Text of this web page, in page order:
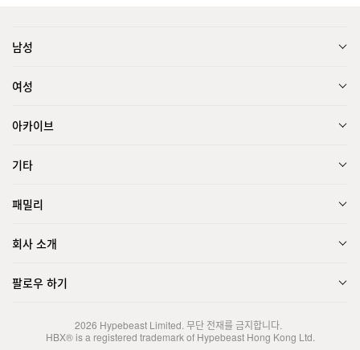
남성
여성
아카이브
기타
패밀리
회사 소개
팔로우 하기
2026 Hypebeast Limited. 무단 전재를 금지합니다.
HBX® is a registered trademark of Hypebeast Hong Kong Ltd.